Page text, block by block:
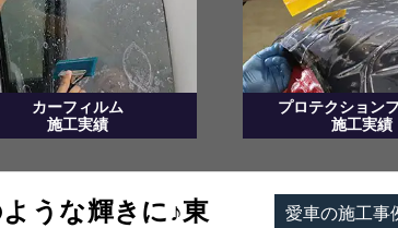
カーフィルム
施工実績
プロテクション
施工実績
うな輝きに♪東
愛車の施工事